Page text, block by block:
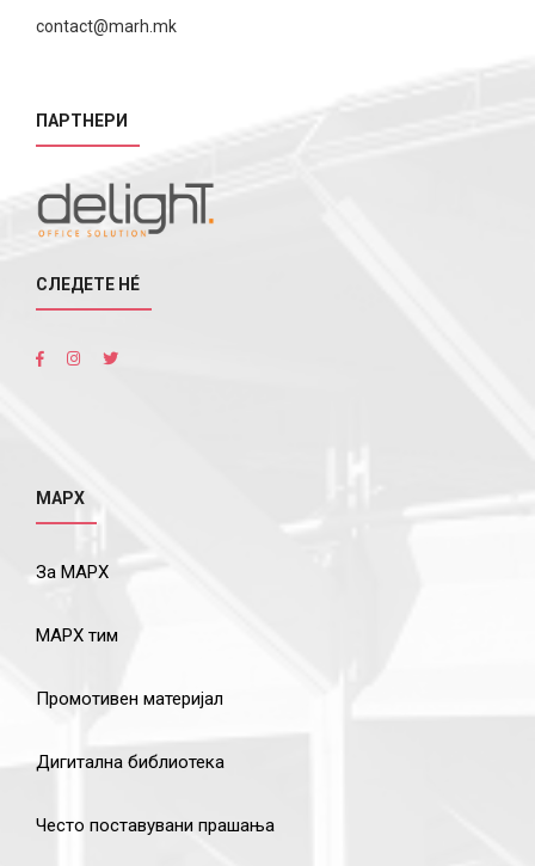
contact@marh.mk
ПАРТНЕРИ
СЛЕДЕТЕ НÉ
МАРХ
За МАРХ
МАРХ тим
Промотивен материјал
Дигитална библиотека
Често поставувани прашања